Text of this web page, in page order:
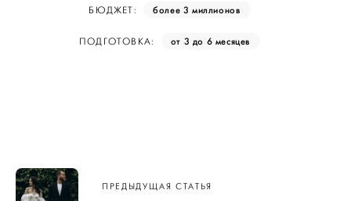
БЮДЖЕТ: более 3 миллионов
ПОДГОТОВКА: от 3 до 6 месяцев
Навигация
по записям
ПРЕДЫДУЩАЯ СТАТЬЯ